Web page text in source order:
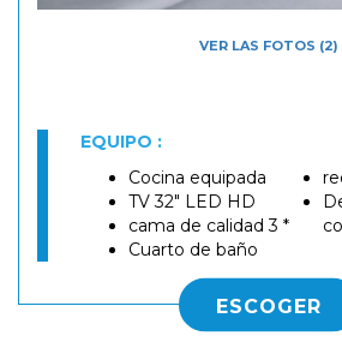
VER LAS FOTOS (2)
EQUIPO :
Cocina equipada
TV 32" LED HD
cama de calidad 3 *
Cuarto de baño
ESCOGER